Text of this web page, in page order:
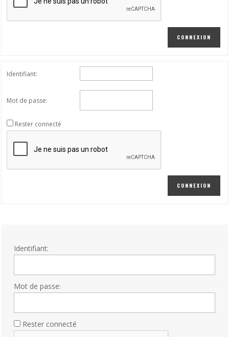
CONNEXION
Identifiant:
Mot de passe:
Rester connecté
CONNEXION
Identifiant:
Mot de passe:
Rester connecté